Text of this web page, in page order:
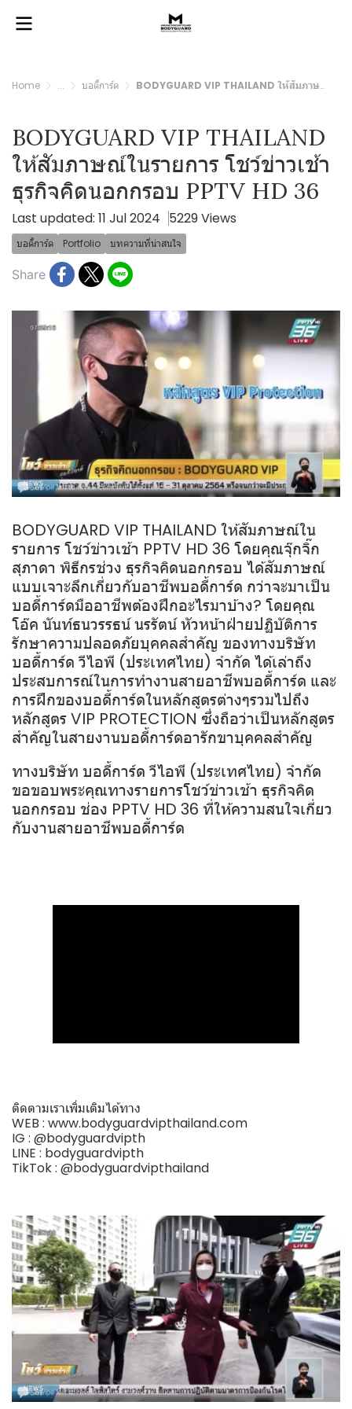
Home ... บอดี้การ์ด BODYGUARD VIP THAILAND ให้สัมภาษณ์ในรายการ โชว์ข่าวเช้า ธุรกิจคิดนอกกรอบ PPTV HD 36
BODYGUARD VIP THAILAND
ให้สัมภาษณ์ในรายการ โชว์ข่าวเช้า
ธุรกิจคิดนอกกรอบ PPTV HD 36
Last updated: 11 Jul 2024 5229 Views
บอดี้การ์ด Portfolio บทความที่น่าสนใจ
Share
BODYGUARD VIP THAILAND ให้สัมภาษณ์ใน
รายการ โชว์ข่าวเช้า PPTV HD 36 โดยคุณจุ๊กจิ๊ก
สุภาดา พิธีกรช่วง ธุรกิจคิดนอกกรอบ ได้สัมภาษณ์
แบบเจาะลึกเกี่ยวกับอาชีพบอดี้การ์ด กว่าจะมาเป็น
บอดี้การ์ดมืออาชีพต้องฝึกอะไรมาบ้าง? โดยคุณ
โอ๊ค นันท์ธนวรรธน์ นรรัตน์ หัวหน้าฝ่ายปฏิบัติการ
รักษาความปลอดภัยบุคคลสำคัญ ของทางบริษัท
บอดี้การ์ด วีไอพี (ประเทศไทย) จำกัด ได้เล่าถึง
ประสบการณ์ในการทำงานสายอาชีพบอดี้การ์ด และ
การฝึกของบอดี้การ์ดในหลักสูตรต่างๆรวมไปถึง
หลักสูตร VIP PROTECTION ซึ่งถือว่าเป็นหลักสูตร
สำคัญในสายงานบอดี้การ์ดอารักขาบุคคลสำคัญ
ทางบริษัท บอดี้การ์ด วีไอพี (ประเทศไทย) จำกัด
ขอขอบพระคุณทางรายการโชว์ข่าวเช้า ธุรกิจคิด
นอกกรอบ ช่อง PPTV HD 36 ที่ให้ความสนใจเกี่ยว
กับงานสายอาชีพบอดี้การ์ด
ติดตามเราเพิ่มเติมได้ทาง
WEB : www.bodyguardvipthailand.com
IG : @bodyguardvipth
LINE : bodyguardvipth
TikTok : @bodyguardvipthailand